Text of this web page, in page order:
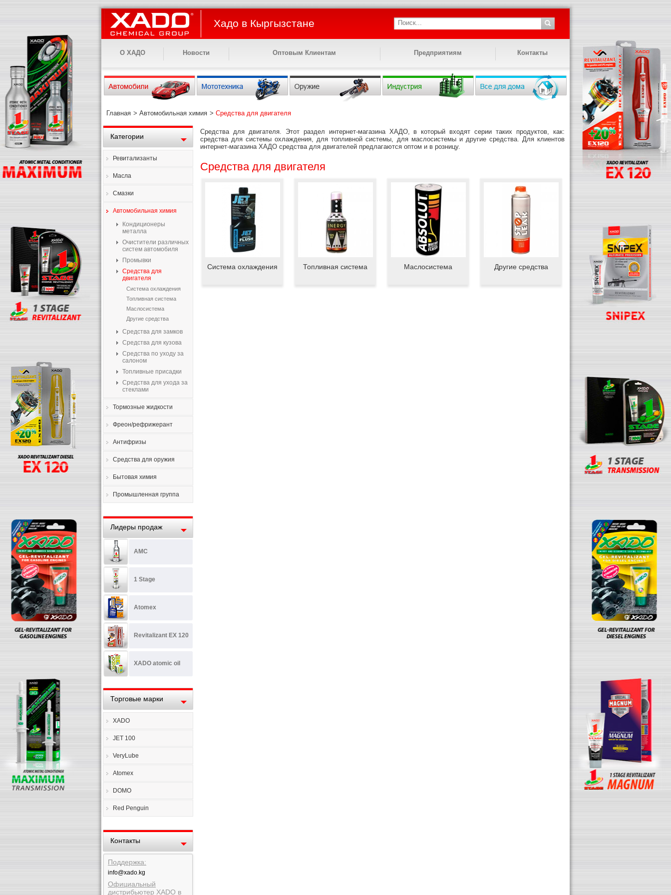
Хадо в Кыргызстане Поиск...
О ХАДО Новости Оптовым Клиентам Предприятиям Контакты
Главная > Автомобильная химия > Средства для двигателя
Категории
Ревитализанты
Масла
Смазки
Автомобильная химия
Кондиционеры
металла
Очистители различных
систем автомобиля
Промывки
Средства для
двигателя
Система охлаждения
Топливная система
Маслосистема
Другие средства
Средства для замков
Средства для кузова
Средства по уходу за
салоном
Топливные присадки
Средства для ухода за
стеклами
Тормозные жидкости
Фреон/рефрижерант
Антифризы
Средства для оружия
Бытовая химия
Промышленная группа
Лидеры продаж
AMC
1 Stage
Atomex
Revitalizant EX 120
XADO atomic oil
Торговые марки
XADO
JET 100
VeryLube
Atomex
DOMO
Red Penguin
Контакты
Поддержка:
info@xado.kg
Официальный
дистрибьютер XADO в
Средства для двигателя. Этот раздел интернет-магазина ХАДО, в который входят серии таких продуктов, как:
средства для системы охлаждения, для топливной системы, для маслосистемы и другие средства. Для клиентов
интернет-магазина ХАДО средства для двигателей предлагаются оптом и в розницу.
Средства для двигателя
Система охлаждения Топливная система Маслосистема Другие средства